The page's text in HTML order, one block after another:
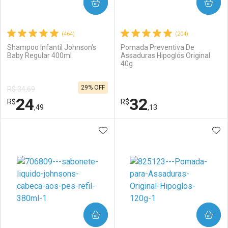
(464)
Shampoo Infantil Johnson's
Baby Regular 400ml
R$ 34,69
R$24,49
29% OFF
COMPRAR
Laboratório
Por Menos
(204)
Pomada Preventiva De
Assaduras Hipoglós Original
40g
R$32,13
COMPRAR
Laboratório
Por Menos
ADICIONAR AOS FAVORITOS
COMPRAR COMPRAR